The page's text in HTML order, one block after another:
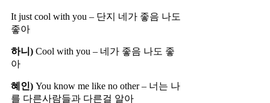
It just cool with you – 단지 네가 좋음 나도
좋아
하니) Cool with you – 네가 좋음 나도 좋
아
혜인) You know me like no other – 너는 나
를 다른사람들과 다른걸 알아